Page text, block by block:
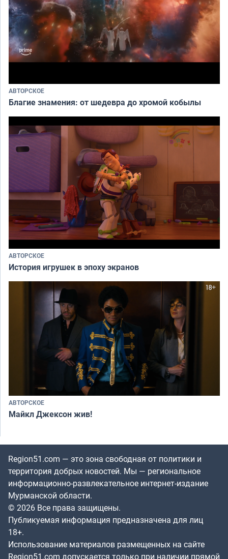
АВТОРСКОЕ
Благие знамения: от шедевра до хромой кобылы
АВТОРСКОЕ
История игрушек в эпоху экранов
АВТОРСКОЕ
Майкл Джексон жив!
Region51.com — это зона свободная от политики и
территория добрых новостей. Мы — региональное
информационно-развлекательное интернет-издание
Мурманской области.
© 2026 Все права защищены.
Публикуемая информация предназначена для лиц
18+.
Использование материалов размещенных на сайте
Region51.com допускается только при наличии прямой